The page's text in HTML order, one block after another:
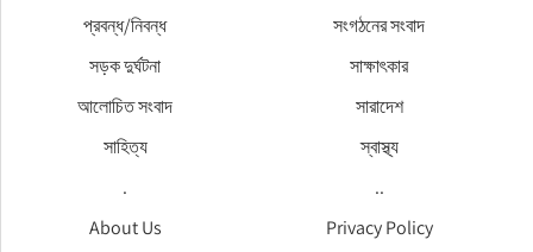
প্রবন্ধ/নিবন্ধ
সংগঠনের সংবাদ
সড়ক দুর্ঘটনা
সাক্ষাৎকার
আলোচিত সংবাদ
সারাদেশ
সাহিত্য
স্বাস্থ্য
.
..
About Us
Privacy Policy